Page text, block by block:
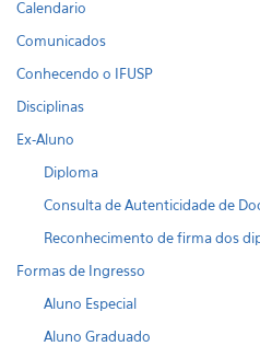
Calendario
Comunicados
Conhecendo o IFUSP
Disciplinas
Ex-Aluno
Diploma
Consulta de Autenticidade de
Reconhecimento de firma dos
Formas de Ingresso
Aluno Especial
Aluno Graduado